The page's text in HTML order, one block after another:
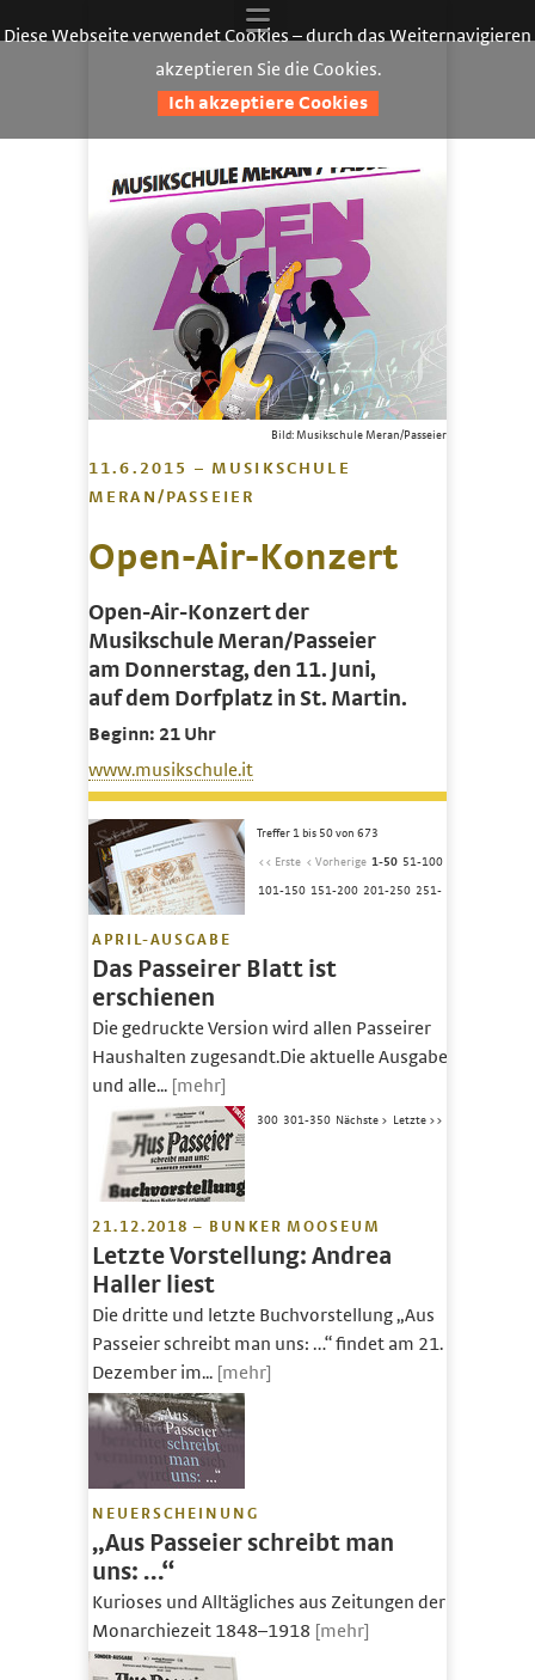
Bild: Musikschule Meran/Passeier
11.6.2015 – MUSIKSCHULE
MERAN/PASSEIER
Open-Air-Konzert
Open-Air-Konzert der
Musikschule Meran/Passeier
am Donnerstag, den 11. Juni,
auf dem Dorfplatz in St. Martin.
Beginn: 21 Uhr
www.musikschule.it
APRIL-AUSGABE
Das Passeirer Blatt ist
erschienen
Die gedruckte Version wird allen Passeirer
Haushalten zugesandt.Die aktuelle Ausgabe
und alle... [mehr]
21.12.2018 – BUNKER MOOSEUM
Letzte Vorstellung: Andrea
Haller liest
Die dritte und letzte Buchvorstellung „Aus
Passeier schreibt man uns: …“ findet am 21.
Dezember im... [mehr]
NEUERSCHEINUNG
„Aus Passeier schreibt man
uns: …“
Kurioses und Alltägliches aus Zeitungen der
Monarchiezeit 1848–1918 [mehr]
Treffer 1 bis 50 von 673
<< Erste < Vorherige 1-50 51-100
101-150 151-200 201-250 251-
300 301-350 Nächste > Letzte >>
Diese Webseite verwendet Cookies – durch das Weiternavigieren
akzeptieren Sie die Cookies.
Ich akzeptiere Cookies